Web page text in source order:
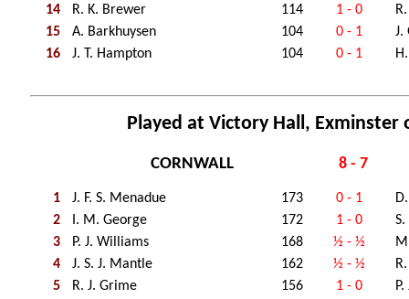
14
R. K. Brewer 114 1 - 0
15
A. Barkhuysen 104 0 - 1
J.
16
J. T. Hampton 104 0 - 1
Played at Victory Hall, Exminster
CORNWALL 8 - 7
1 J. F. S. Menadue 173 0 - 1
2
I. M. George 172 1 - 0
S.
3
P. J. Williams 168 ½ - ½
4
J. S. J. Mantle 162 ½ - ½
5
R. J. Grime 156 1 - 0